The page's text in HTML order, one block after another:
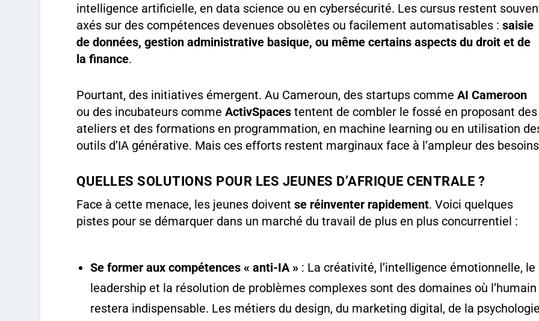
intelligence artificielle, en data science ou en cybersécurité. Les cursus restent
axés sur des compétences devenues obsolètes ou facilement automatisables :saisie
de données, gestion administrative basique, ou même certains aspects du droit et de
la finance.
Pourtant, des initiatives émergent. Au Cameroun, des startups commeAI Cameroon
ou des incubateurs commeActivSpaces tentent de combler le fossé en proposant des
ateliers et des formations en programmation, en machine learning ou en utilisation
outils d’IA générative. Mais ces efforts restent marginaux face à l’ampleur des
QUELLES SOLUTIONS POUR LES JEUNES D’AFRIQUE CENTRALE ?
Face à cette menace, les jeunes doiventse réinventer rapidement. Voici quelques
pistes pour se démarquer dans un marché du travail de plus en plus concurrentiel :
Se former aux compétences « anti-IA » : La créativité, l’intelligence émotionnelle, le
leadership et la résolution de problèmes complexes sont des domaines où l’humain
restera indispensable. Les métiers du design, du marketing digital, de la